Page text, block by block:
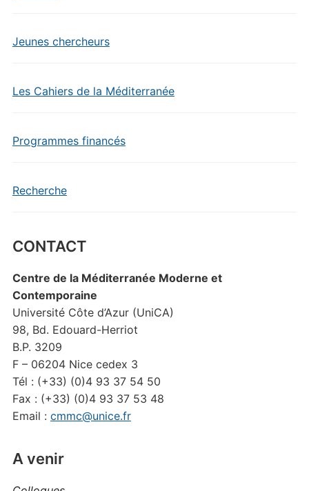
Jeunes chercheurs
Les Cahiers de la Méditerranée
Programmes financés
Recherche
CONTACT
Centre de la Méditerranée Moderne et
Contemporaine
Université Côte d’Azur (UniCA)
98, Bd. Edouard-Herriot
B.P. 3209
F – 06204 Nice cedex 3
Tél : (+33) (0)4 93 37 54 50
Fax : (+33) (0)4 93 37 53 48
Email : cmmc@unice.fr
A venir